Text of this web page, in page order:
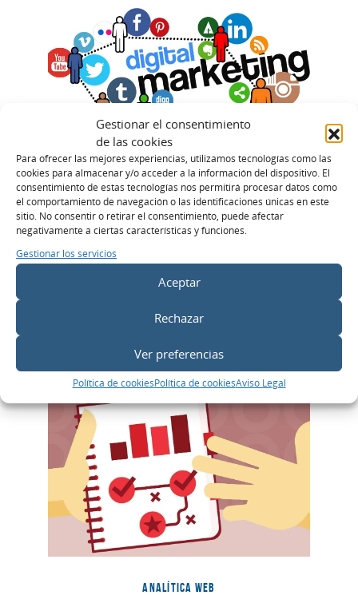
Gestionar el consentimiento
de las cookies
Para ofrecer las mejores experiencias, utilizamos tecnologías como las
cookies para almacenar y/o acceder a la información del dispositivo. El
consentimiento de estas tecnologías nos permitirá procesar datos como
el comportamiento de navegación o las identificaciones únicas en este
sitio. No consentir o retirar el consentimiento, puede afectar
negativamente a ciertas características y funciones.
Gestionar los servicios
Aceptar
Rechazar
Ver preferencias
Política de cookiesPolítica de cookiesAviso Legal
DOBLEO
¿Cómo elegir una agencia
LEES MÁS >
ANALÍTICA WEB